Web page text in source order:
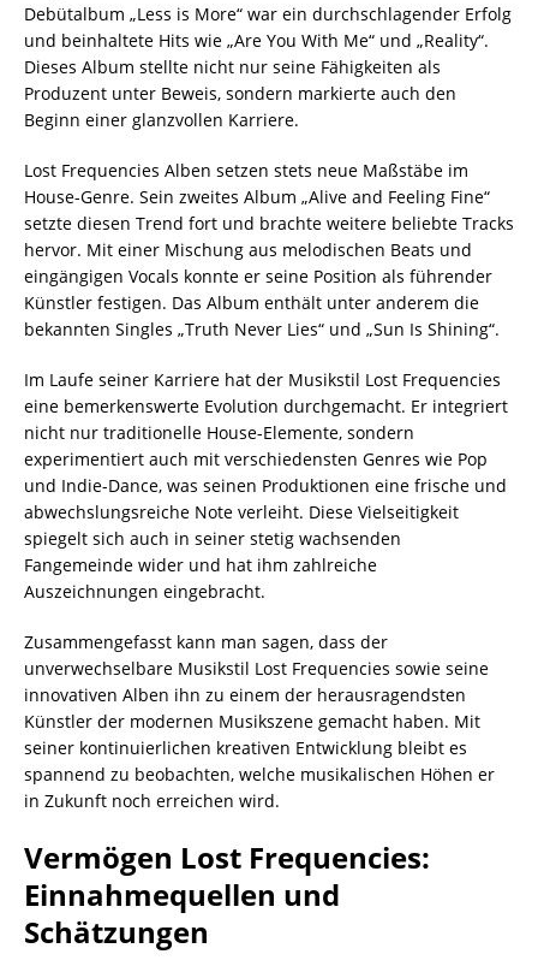
Debütalbum „Less is More“ war ein durchschlagender Erfolg
und beinhaltete Hits wie „Are You With Me“ und „Reality“.
Dieses Album stellte nicht nur seine Fähigkeiten als
Produzent unter Beweis, sondern markierte auch den
Beginn einer glanzvollen Karriere.
Lost Frequencies Alben setzen stets neue Maßstäbe im
House-Genre. Sein zweites Album „Alive and Feeling Fine“
setzte diesen Trend fort und brachte weitere beliebte Tracks
hervor. Mit einer Mischung aus melodischen Beats und
eingängigen Vocals konnte er seine Position als führender
Künstler festigen. Das Album enthält unter anderem die
bekannten Singles „Truth Never Lies“ und „Sun Is Shining“.
Im Laufe seiner Karriere hat der Musikstil Lost Frequencies
eine bemerkenswerte Evolution durchgemacht. Er integriert
nicht nur traditionelle House-Elemente, sondern
experimentiert auch mit verschiedensten Genres wie Pop
und Indie-Dance, was seinen Produktionen eine frische und
abwechslungsreiche Note verleiht. Diese Vielseitigkeit
spiegelt sich auch in seiner stetig wachsenden
Fangemeinde wider und hat ihm zahlreiche
Auszeichnungen eingebracht.
Zusammengefasst kann man sagen, dass der
unverwechselbare Musikstil Lost Frequencies sowie seine
innovativen Alben ihn zu einem der herausragendsten
Künstler der modernen Musikszene gemacht haben. Mit
seiner kontinuierlichen kreativen Entwicklung bleibt es
spannend zu beobachten, welche musikalischen Höhen er
in Zukunft noch erreichen wird.
Vermögen Lost Frequencies:
Einnahmequellen und
Schätzungen